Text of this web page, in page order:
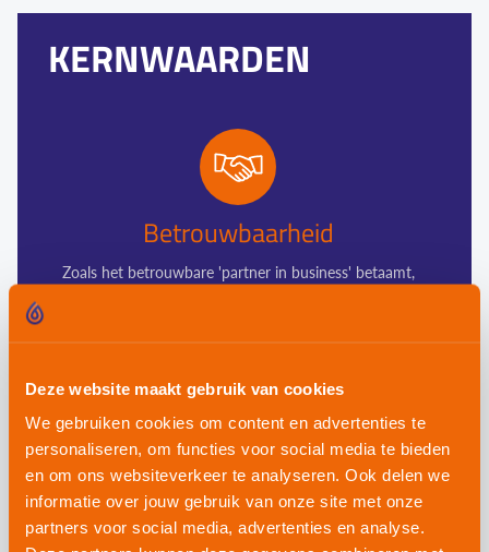
Deze website maakt gebruik van cookies
We gebruiken cookies om content en advertenties te
personaliseren, om functies voor social media te bieden
en om ons websiteverkeer te analyseren. Ook delen we
informatie over jouw gebruik van onze site met onze
partners voor social media, advertenties en analyse.
KERNWAARDEN
Betrouwbaarheid
Zoals het betrouwbare 'partner in business' betaamt,
Toewijding
We zijn toegewijd om aan de verwachtingen van onze